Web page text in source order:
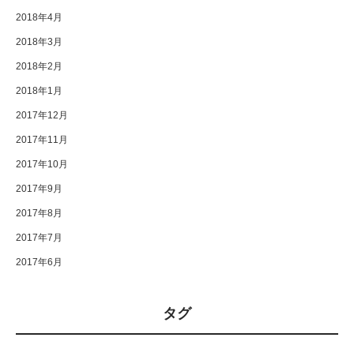
2018年4月
2018年3月
2018年2月
2018年1月
2017年12月
2017年11月
2017年10月
2017年9月
2017年8月
2017年7月
2017年6月
タグ